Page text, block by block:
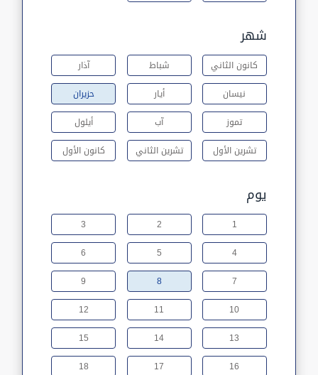
شهر
كانون الثاني شباط
آذار
نيسان
أيار
حزيران
تموز
آب
أيلول
تشرين الأول
تشرين الثاني كانون الأول
يوم
1
2
3
4
5
6
7
8
9
10
11
12
13
14
15
16
17
18